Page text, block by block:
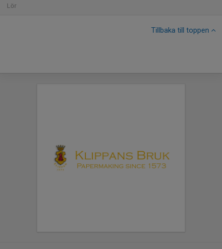
Lör
Tillbaka till toppen